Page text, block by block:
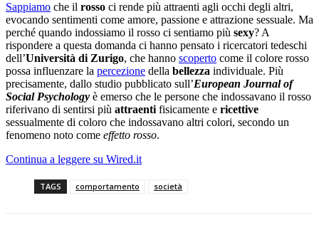
Sappiamo che il rosso ci rende più attraenti agli occhi degli altri,
evocando sentimenti come amore, passione e attrazione sessuale. Ma
perché quando indossiamo il rosso ci sentiamo più sexy? A
rispondere a questa domanda ci hanno pensato i ricercatori tedeschi
dell’Università di Zurigo, che hanno scoperto come il colore rosso
possa influenzare la percezione della bellezza individuale. Più
precisamente, dallo studio pubblicato sull’European Journal of
Social Psychology è emerso che le persone che indossavano il rosso
riferivano di sentirsi più attraenti fisicamente e ricettive
sessualmente di coloro che indossavano altri colori, secondo un
fenomeno noto come effetto rosso.
Continua a leggere su Wired.it
TAGS comportamento società